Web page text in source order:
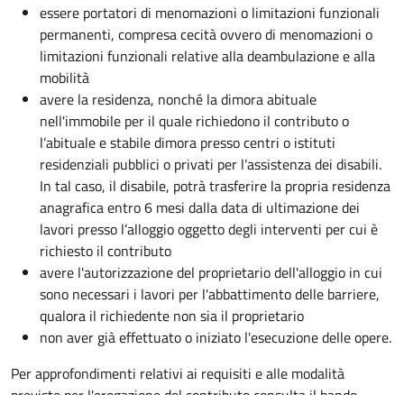
essere portatori di menomazioni o limitazioni funzionali
permanenti, compresa cecità ovvero di menomazioni o
limitazioni funzionali relative alla deambulazione e alla
mobilità
avere la residenza, nonché la dimora abituale
nell'immobile per il quale richiedono il contributo o
l’abituale e stabile dimora presso centri o istituti
residenziali pubblici o privati per l’assistenza dei disabili.
In tal caso, il disabile, potrà trasferire la propria residenza
anagrafica entro 6 mesi dalla data di ultimazione dei
lavori presso l’alloggio oggetto degli interventi per cui è
richiesto il contributo
avere l'autorizzazione del proprietario dell'alloggio in cui
sono necessari i lavori per l'abbattimento delle barriere,
qualora il richiedente non sia il proprietario
non aver già effettuato o iniziato l'esecuzione delle opere.
Per approfondimenti relativi ai requisiti e alle modalità